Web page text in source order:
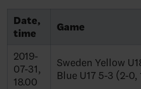
Date,
time
Game
2019-
07-31,
18.00
Sweden Yellow
Blue U17 5-3 (2-0,